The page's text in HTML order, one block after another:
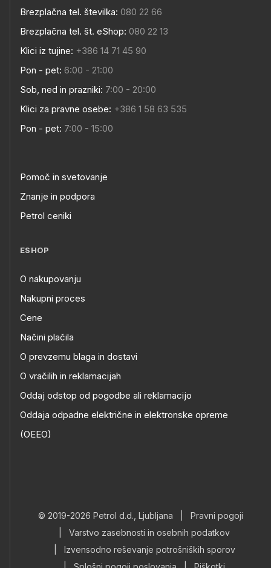
Brezplačna tel. številka: 080 22 66
Brezplačna tel. št. eShop: 080 22 13
Klici iz tujine: +386 14 71 45 90
Pon - pet: 6:00 - 21:00
Sob, ned in prazniki: 7:00 - 20:00
Klici za pravne osebe: +386 1 58 63 535
Pon - pet: 7:00 - 15:00
Pomoč in svetovanje
Znanje in podpora
Petrol ceniki
ESHOP
O nakupovanju
Nakupni proces
Cene
Načini plačila
O prevzemu blaga in dostavi
O vračilih in reklamacijah
Oddaj odstop od pogodbe ali reklamacijo
Oddaja odpadne električne in elektronske opreme
(OEEO)
© 2019-2026 Petrol d.d., Ljubljana
Pravni pogoji
Varstvo zasebnosti in osebnih podatkov
Izvensodno reševanje potrošniških sporov